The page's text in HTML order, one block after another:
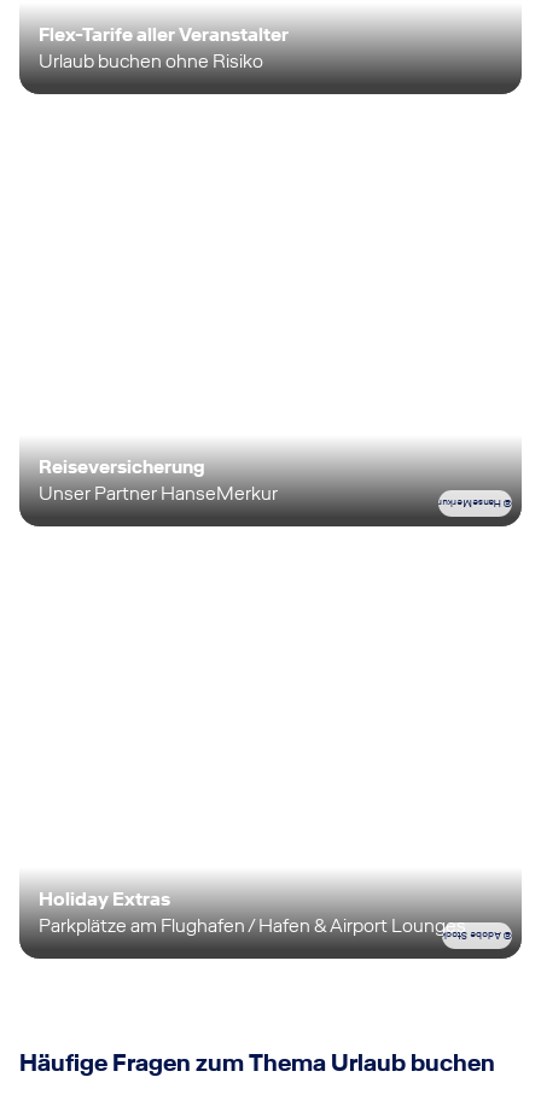
Flex-Tarife aller Veranstalter
Urlaub buchen ohne Risiko
Reiseversicherung
Unser Partner HanseMerkur
© HanseMerkur
Holiday Extras
Parkplätze am Flughafen / Hafen & Airport Lounges© Adobe Stock
Häufige Fragen zum Thema Urlaub buchen